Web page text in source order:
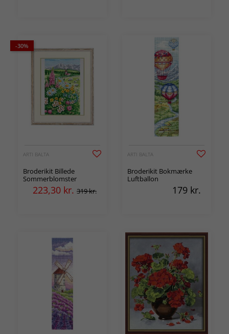
-30%
ARTI BALTA
Broderikit Billede
Sommerblomster
223,30 kr. 319 kr.
ARTI BALTA
Broderikit Bokmærke
Luftballon
179 kr.